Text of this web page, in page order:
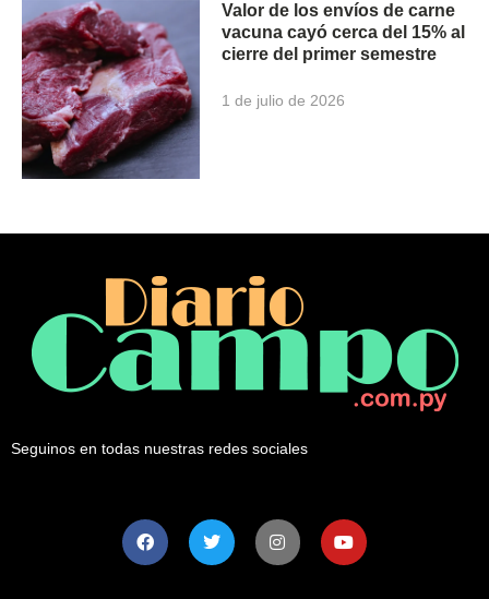
Valor de los envíos de carne
vacuna cayó cerca del 15% al
cierre del primer semestre
1 de julio de 2026
Seguinos en todas nuestras redes sociales